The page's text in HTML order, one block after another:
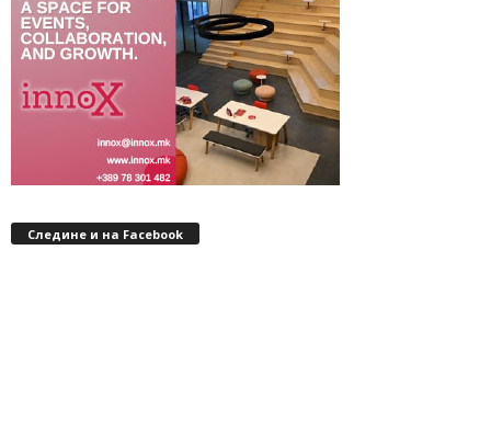
Следине и на Facebook